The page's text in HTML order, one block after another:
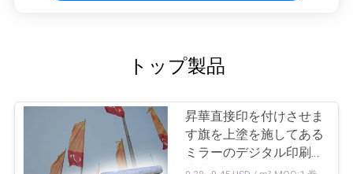
トップ製品
昇華直接印を付けさせま
す旗を上塗を施してある
ミラーのデジタル印刷の
生地